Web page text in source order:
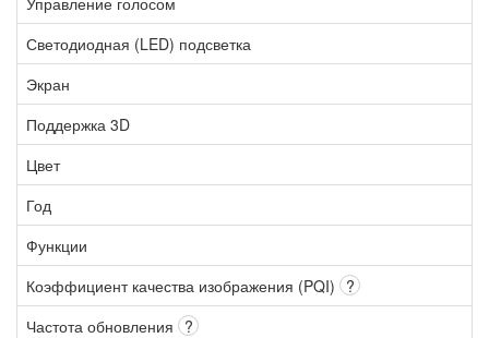
Светодиодная (LED) подсветка
Экран
Поддержка 3D
Цвет
Год
Функции
Коэффициент качества изображения (PQI) ?
Частота обновления ?